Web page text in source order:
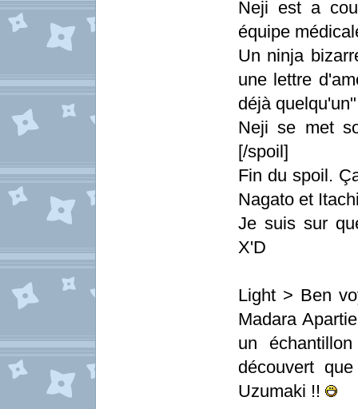
Neji est a
équipe
Un ninja
une lettre
déjà
Neji se met
[/spoil]
Fin du spoil.
Nagato et
Je suis sur
X'D
Light > Ben
Madara
un
découvert
Uzumaki !!